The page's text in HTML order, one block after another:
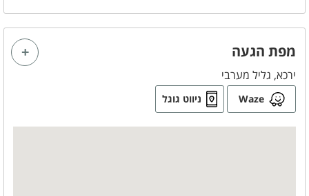
מגבות רחצה
סבונים
לציבור הדתי
פלטה
מיחם
מפת הגעה
ירכא, גליל מערבי
Waze ניווט גוגל